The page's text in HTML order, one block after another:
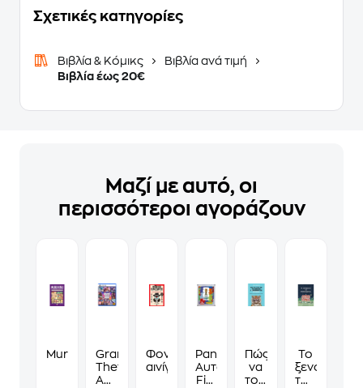
Σχετικές κατηγορίες
Βιβλία & Κόμικς
Βιβλία ανά τιμή
Βιβλία έως 20€
Μαζί με αυτό, οι
περισσότεροι αγοράζουν
MurdokuGrand
Theft
Auto
Φονικά
αινίγματα
Panini
Αυτοκόλλητα
Fifa
Πώς
να
τους
Το
ξενοδοχείο
των